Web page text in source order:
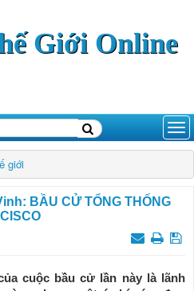
Giới Online
giới
BẦU CỬ TỔNG THỐNG
cuộc bầu cử lần này là lãnh